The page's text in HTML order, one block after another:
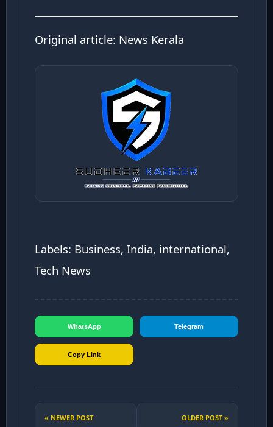
Original article: News Kerala
Labels: Business, India, international,
Tech News
WhatsApp Telegram
Copy Link
« NEWER POST OLDER POST »